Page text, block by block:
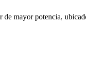
de mayor potencia,